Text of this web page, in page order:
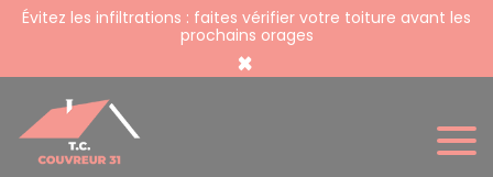
Évitez les infiltrations : faites vérifier votre toiture avant les
prochains orages
×
Panneau de gestion des cookies